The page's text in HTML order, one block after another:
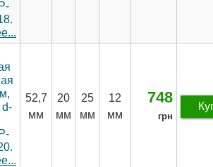
52,7
мм
20
мм
25
мм
12
мм
748
грн